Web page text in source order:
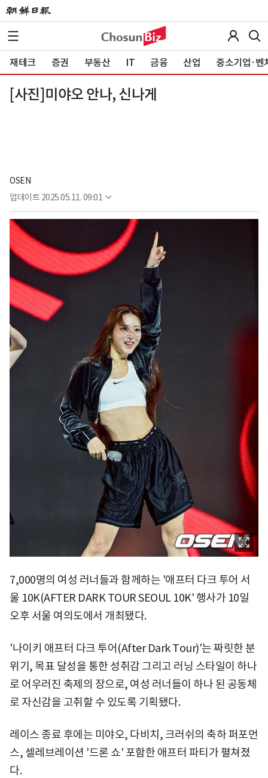
재테크 증권 부동산 IT 금융 산업 중소기업·벤
[사진]미야오 안나, 신나게
OSEN
업데이트 2025.05.11. 09:01
7,000명의 여성 러너들과 함께하는 '애프터 다크 투어 서
울 10K(AFTER DARK TOUR SEOUL 10K' 행사가 10일
오후 서울 여의도에서 개최됐다.
'나이키 애프터 다크 투어(After Dark Tour)'는 짜릿한 분
위기, 목표 달성을 통한 성취감 그리고 러닝 스타일이 하나
로 어우러진 축제의 장으로, 여성 러너들이 하나 된 공동체
로 자신감을 고취할 수 있도록 기획됐다.
레이스 종료 후에는 미야오, 다비치, 크러쉬의 축하 퍼포먼
스, 셀레브레이션 '드론 쇼' 포함한 애프터 파티가 펼쳐졌
다.